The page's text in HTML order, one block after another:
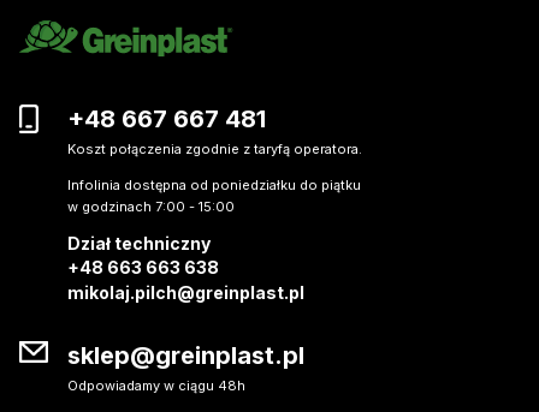
+48 667 667 481
Koszt połączenia zgodnie z taryfą operatora.
Infolinia dostępna od poniedziałku do piątku
w godzinach 7:00 - 15:00
Dział techniczny
+48 663 663 638
mikolaj.pilch@greinplast.pl
sklep@greinplast.pl
Odpowiadamy w ciągu 48h